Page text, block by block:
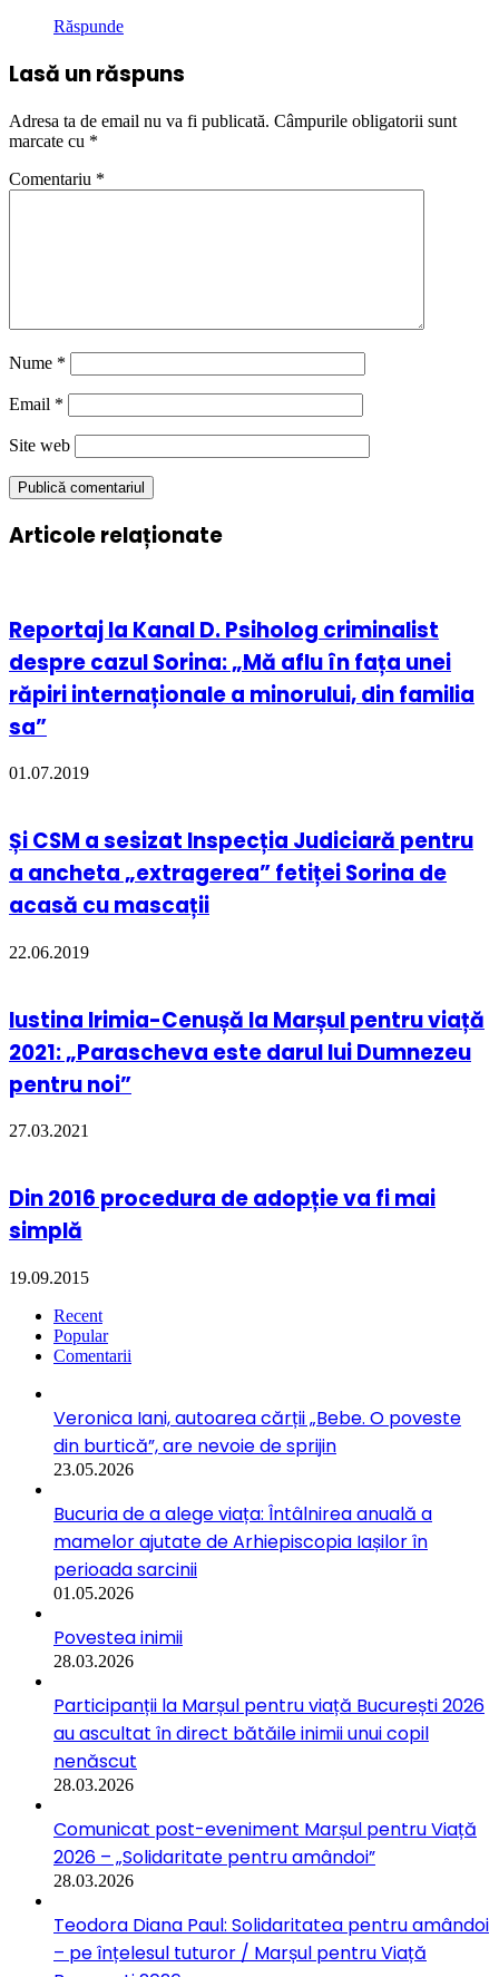
Răspunde
Lasă un răspuns
Adresa ta de email nu va fi publicată. Câmpurile obligatorii sunt
marcate cu *
Comentariu *
Nume *
Email *
Site web
Articole relaționate
Reportaj la Kanal D. Psiholog criminalist
despre cazul Sorina: „Mă aflu în fața unei
răpiri internaționale a minorului, din familia
sa”
01.07.2019
Și CSM a sesizat Inspecția Judiciară pentru
a ancheta „extragerea” fetiței Sorina de
acasă cu mascații
22.06.2019
Iustina Irimia-Cenușă la Marșul pentru viață
2021: „Parascheva este darul lui Dumnezeu
pentru noi”
27.03.2021
Din 2016 procedura de adopție va fi mai
simplă
19.09.2015
Recent
Popular
Comentarii
Veronica Iani, autoarea cărții „Bebe. O poveste
din burtică”, are nevoie de sprijin
23.05.2026
Bucuria de a alege viața: Întâlnirea anuală a
mamelor ajutate de Arhiepiscopia Iașilor în
perioada sarcinii
01.05.2026
Povestea inimii
28.03.2026
Participanții la Marșul pentru viață București 2026
au ascultat în direct bătăile inimii unui copil
nenăscut
28.03.2026
Comunicat post-eveniment Marșul pentru Viață
2026 – „Solidaritate pentru amândoi”
28.03.2026
Teodora Diana Paul: Solidaritatea pentru amândoi
– pe înțelesul tuturor / Marșul pentru Viață